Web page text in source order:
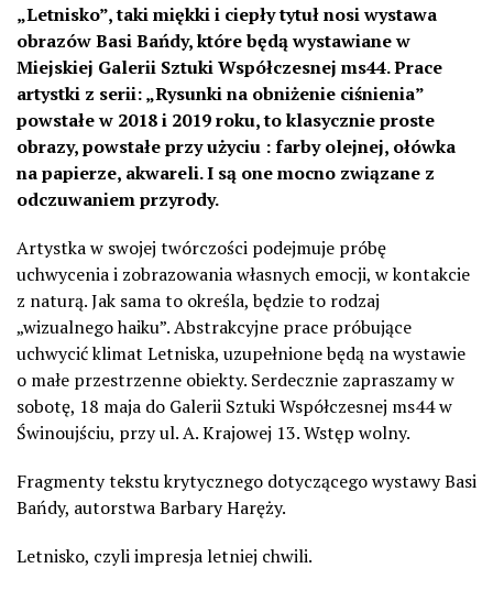
„Letnisko”, taki miękki i ciepły tytuł nosi wystawa
obrazów Basi Bańdy, które będą wystawiane w
Miejskiej Galerii Sztuki Współczesnej ms44. Prace
artystki z serii: „Rysunki na obniżenie ciśnienia”
powstałe w 2018 i 2019 roku, to klasycznie proste
obrazy, powstałe przy użyciu : farby olejnej, ołówka
na papierze, akwareli. I są one mocno związane z
odczuwaniem przyrody.
Artystka w swojej twórczości podejmuje próbę
uchwycenia i zobrazowania własnych emocji, w kontakcie
z naturą. Jak sama to określa, będzie to rodzaj
„wizualnego haiku”. Abstrakcyjne prace próbujące
uchwycić klimat Letniska, uzupełnione będą na wystawie
o małe przestrzenne obiekty. Serdecznie zapraszamy w
sobotę, 18 maja do Galerii Sztuki Współczesnej ms44 w
Świnoujściu, przy ul. A. Krajowej 13. Wstęp wolny.
Fragmenty tekstu krytycznego dotyczącego wystawy Basi
Bańdy, autorstwa Barbary Haręży.
Letnisko, czyli impresja letniej chwili.